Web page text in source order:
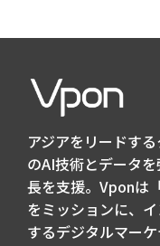
アジアをリードす
のAI技術とデータ
長を支援。Vponは
をミッションに、
するデジタルマー